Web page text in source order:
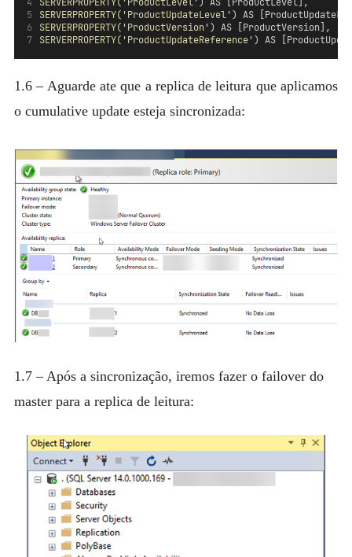
SERVERPROPERTY( 'ProductUpdateLevel' ) AS
SERVERPROPERTY( 'ProductVersion' ) AS
SERVERPROPERTY( 'ProductUpdateReference' ) AS
1.6 – Aguarde ate que a replica de leitura que aplicamos
o cumulative update esteja sincronizada:
1.7 – Após a sincronização, iremos fazer o failover do
master para a replica de leitura: